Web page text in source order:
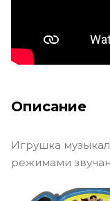
Описание
Игрушка
режимами